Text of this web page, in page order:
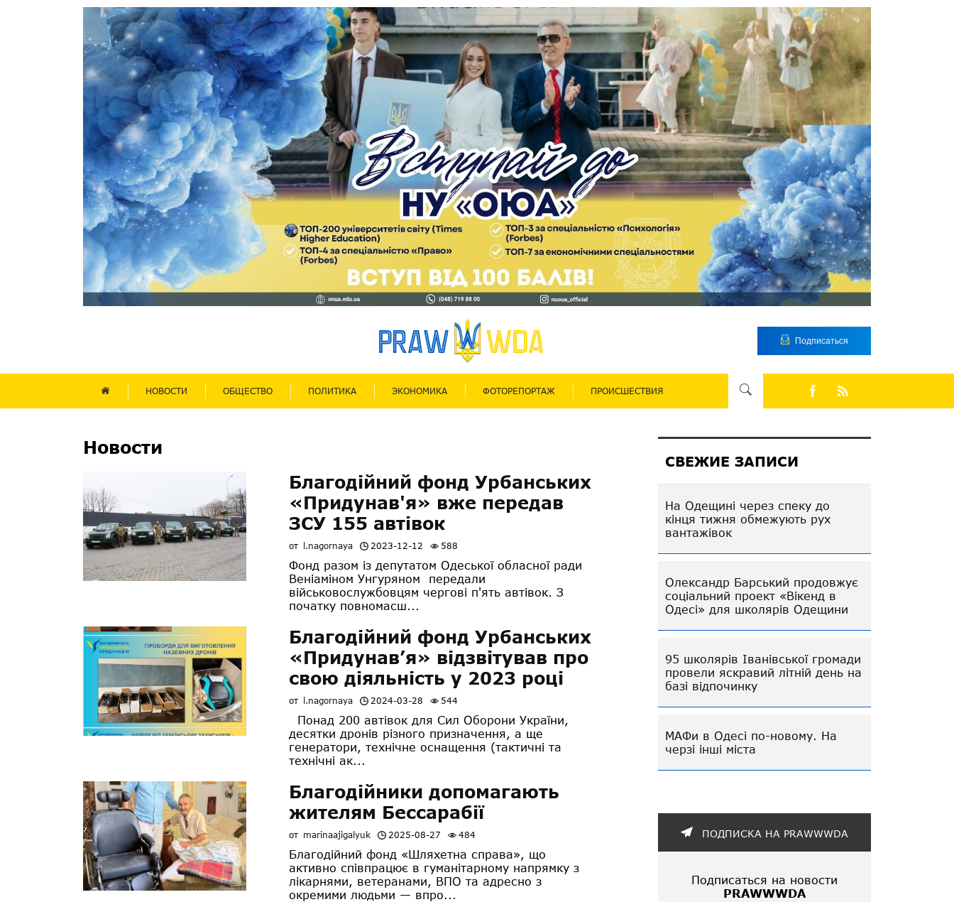
Подписаться
НОВОСТИ ОБЩЕСТВО ПОЛИТИКА ЭКОНОМИКА ФОТОРЕПОРТАЖ ПРОИСШЕСТВИЯ
Новости
Благодійний фонд Урбанських
«Придунав'я» вже передав
ЗСУ 155 автівок
от l.nagornaya 2023-12-12 588
Фонд разом із депутатом Одеської обласної ради
Веніаміном Унгуряном передали
військовослужбовцям чергові п'ять автівок. З
початку повномасш...
Благодійний фонд Урбанських
«Придунав’я» відзвітував про
свою діяльність у 2023 році
от l.nagornaya 2024-03-28 544
Понад 200 автівок для Сил Оборони України,
десятки дронів різного призначення, а ще
генератори, технічне оснащення (тактичні та
технічні ак...
Благодійники допомагають
жителям Бессарабії
от marinaajigalyuk 2025-08-27 484
Благодійний фонд «Шляхетна справа», що
активно співпрацює в гуманітарному напрямку з
лікарнями, ветеранами, ВПО та адресно з
окремими людьми — впро...
СВЕЖИЕ ЗАПИСИ
На Одещині через спеку до
кінця тижня обмежують рух
вантажівок
Олександр Барський продовжує
соціальний проект «Вікенд в
Одесі» для школярів Одещини
95 школярів Іванівської громади
провели яскравий літній день на
базі відпочинку
МАФи в Одесі по-новому. На
черзі інші міста
ПОДПИСКА НА PRAWWWDA
Подписаться на новости
PRAWWWDA